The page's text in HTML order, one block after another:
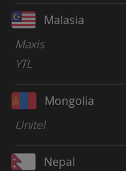
Malasia
Maxis
YTL
Mongolia
Unitel
Nepal